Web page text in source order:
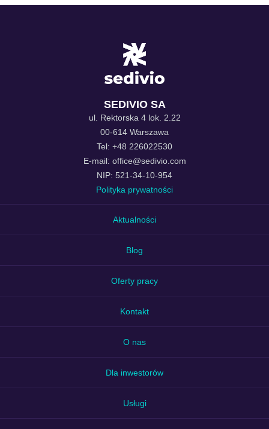
SEDIVIO SA
ul. Rektorska 4 lok. 2.22
00-614 Warszawa
Tel: +48 226022530
E-mail: office@sedivio.com
NIP: 521-34-10-954
Polityka prywatności
Aktualności
Blog
Oferty pracy
Kontakt
O nas
Dla inwestorów
Usługi